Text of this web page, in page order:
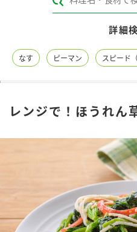
レシピカテゴリ一覧
レシピ名特集
商品情報
キャンペーン情報
詳細
なす ピーマン スピード
レンジで！ほうれん